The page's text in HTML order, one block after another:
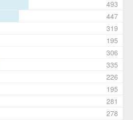
493
447
319
195
306
335
226
195
281
278